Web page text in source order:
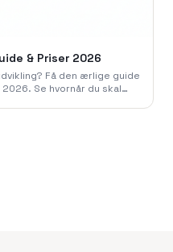
& Priser 2026
Få den ærlige guide
Se hvornår du skal